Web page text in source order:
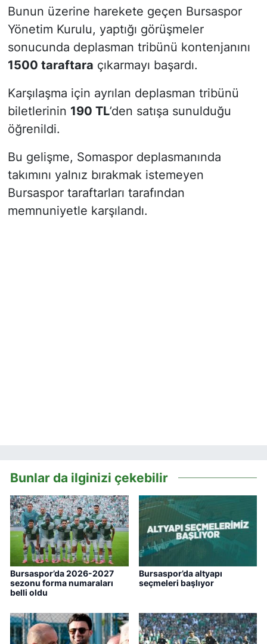
Bunun üzerine harekete geçen Bursaspor
Yönetim Kurulu, yaptığı görüşmeler
sonucunda deplasman tribünü kontenjanını
1500 taraftara çıkarmayı başardı.
Karşılaşma için ayrılan deplasman tribünü
biletlerinin 190 TL’den satışa sunulduğu
öğrenildi.
Bu gelişme, Somaspor deplasmanında
takımını yalnız bırakmak istemeyen
Bursaspor taraftarları tarafından
memnuniyetle karşılandı.
Bunlar da ilginizi çekebilir
Bursaspor’da 2026-2027
sezonu forma numaraları
belli oldu
Bursaspor’da altyapı
seçmeleri başlıyor